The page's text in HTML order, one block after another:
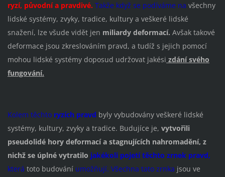
ryzí, původní a pravdivé. Takže když se podíváme na všechny
lidské systémy, zvyky, tradice, kultury a veškeré lidské
snažení, lze všude vidět jen miliardy deformací. Avšak takové
deformace jsou zkreslováním pravd, a tudíž s jejich pomocí
mohou lidské systémy doposud udržovat jakési zdání svého
fungování.
Kolem těchto ryzích pravd byly vybudovány veškeré lidské
systémy, kultury, zvyky a tradice. Budujíce je, vytvořili
pseudolidéhory deformací a stagnujících nahromadění, z
nichž se úplné vytratilo jakékoli pojetí těchto zrnek pravd,
která toto budování umožňují. Všechna tato zrnka jsou ve